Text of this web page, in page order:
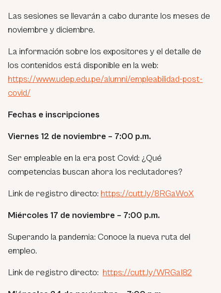
Las sesiones se llevarán a cabo durante los meses de
noviembre y diciembre.
La información sobre los expositores y el detalle de
los contenidos está disponible en la web:
https://www.udep.edu.pe/alumni/empleabilidad-post-
covid/
Fechas e inscripciones
Viernes 12 de noviembre – 7:00 p.m.
Ser empleable en la era post Covid: ¿Qué
competencias buscan ahora los reclutadores?
Link de registro directo: https://cutt.ly/8RGaWoX
Miércoles 17 de noviembre – 7:00 p.m.
Superando la pandemia: Conoce la nueva ruta del
empleo.
Link de registro directo: https://cutt.ly/WRGaI82